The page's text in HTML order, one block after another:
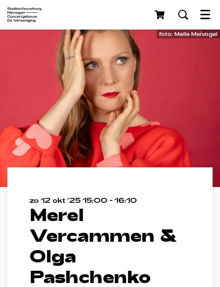
Menu
foto: Melle Meivogel
Merel
Vercammen &
Olga
Pashchenko
zo 12 okt ’25 15:00 - 16:10